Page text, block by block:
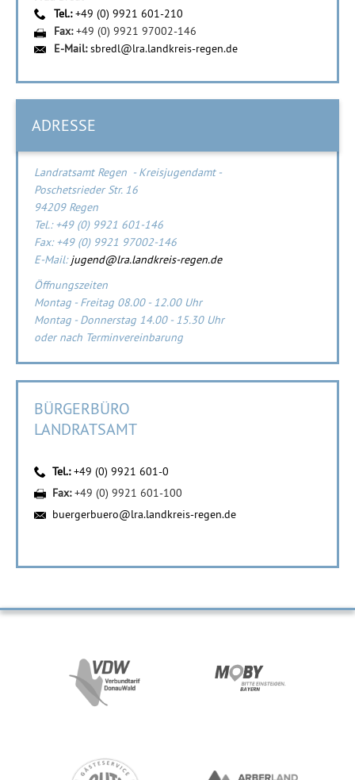
Tel.:+49 (0) 9921 601-210
Fax:+49 (0) 9921 97002-146
E-Mail:sbredl@lra.landkreis-regen.de
ADRESSE
Landratsamt Regen - Kreisjugendamt -
Poschetsrieder Str. 16
94209 Regen
Tel.: +49 (0) 9921 601-146
Fax: +49 (0) 9921 97002-146
E-Mail:jugend@lra.landkreis-regen.de
Öffnungszeiten
Montag - Freitag 08.00 - 12.00 Uhr
Montag - Donnerstag 14.00 - 15.30 Uhr
oder nach Terminvereinbarung
BÜRGERBÜRO
LANDRATSAMT
Tel.:+49 (0) 9921 601-0
Fax:+49 (0) 9921 601-100
buergerbuero@lra.landkreis-regen.de